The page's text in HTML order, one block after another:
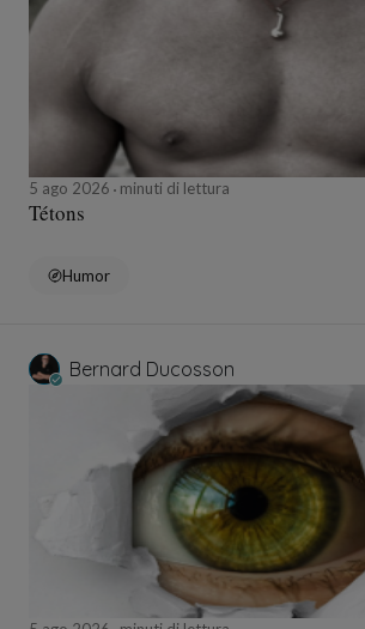
5 ago 2026 minuti di lettura
Tétons
Humor
Bernard Ducosson